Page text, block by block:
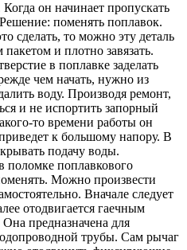
он начинает пропускать
поменять поплавок.
сделать, то можно эту деталь
и плотно завязать.
в поплавке заделать
чем начать, нужно из
воду. Производя ремонт,
и не испортить запорный
то времени работы он
к большому напору. В
подачу воды.
поломке поплавкового
Можно произвести
Вначале следует
отодвигается гаечным
предназначена для
трубы. Сам рычаг